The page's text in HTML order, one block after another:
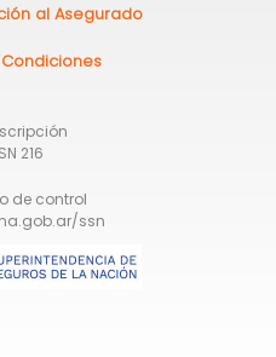
al Asegurado
216
de control
ssn